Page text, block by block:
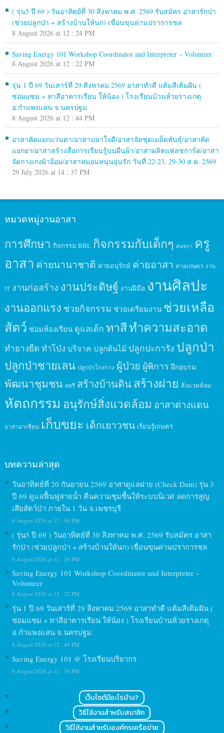
( รุ่น5 ปี 69 ) วันอาทิตย์ที่ 30 สิงหาคม พ.ศ. 2569 รับสมัคร อาสารักป่า
(ช่วยปลูกป่า + สร้างบ้านให้นก) เขื่อนขุนด่านปราการชล
8 August 2026 at 12 : 24 PM
Saving Energy 101 Workshop Coordinator and Interpreter – Volunteer
8 August 2026 at 12 : 22 PM
รุ่น 1 ปี 69 วันเสาร์ที่ 29 สิงหาคม 2569 อาสาทำดี แต้มสีเติมฝัน (
ซ่อมแซม + ทาสีอาคารเรียน ให้น้อง ) โรงเรียนบ้านห้วยรางเกตุ
อ.กำแพงแสน จ.นครปฐม
8 August 2026 at 12 : 44 PM
อาสาคัดแยกแว่นตา/อาสาปลาใจดี/อาสาจัดชุดเมล็ดพันธุ์/อาสาคัด
แยกยา/อาสาสร้างสื่อการเรียนรู้บนผืนผ้า/อาสาผลิตแฟลชการ์ด/อาสา
จัดกางเกงผ้าอ้อม/อาสาหมอนหนุนอุ่นรัก วันที่ 22-23, 29-30 ส.ค. 2569
29 July 2026 at 14 : 37 PM
หมวดหมู่งานอาสา
การศึกษา กิจกรรม BBL กิจกรรมกับเด็กๆ คนชรา ครู
อาสา ค่ายนานาชาติ ค่ายอนุรักษ์ ค่ายอาสา ค่ายเกษตร งาน
IT งานก่อสร้าง งานประดิษฐ์ งานฝีมือ งานศิลปะ
งานออกแรง ช่วยกิจกรรม ช่วยเตรียมงาน ช่วยเหลือ
สัตว์ ซ่อมห้องเรียน ดูแลเด็ก ทาสีทำความสะอาด
ทำยางยืด ทำโป่ง บริจาค ปลูกต้นไม้ ปลูกปะการัง ปลูกป่า
ปลูกป่าชายเลน ปลูกป่าโกงกาง ผู้ป่วย ผู้พิการ ฝึกอบรม
พัฒนาชุมชน สตรี สร้างบ้านดินสร้างฝาย สิ่งแวดล้อม
หัตถกรรม อนุรักษ์สิ่งแวดล้อม อาสาต่างแดน
อาสาอาเซียน เก็บขยะ เด็กเยาวชน เรียนรู้เกษตร
บทความล่าสุด
วันอาทิตย์ที่ 20 กันยายน 2569 อาสาดูแลฝาย (Check Dam) รุ่น 3
ปี 69 ดูแลฟื้นฟูสายน้ำ คืนความชุมชื้นให้ระบบนิเวศ ลดการสูญ
เสียสัตว์ป่า ภายใน 1 วัน จ.เพชรบุรี
8 August 2026 at 12 : 04 PM
( รุ่น5 ปี 69 ) วันอาทิตย์ที่ 30 สิงหาคม พ.ศ. 2569 รับสมัคร อาสา
รักป่า (ช่วยปลูกป่า + สร้างบ้านให้นก) เขื่อนขุนด่านปราการชล
8 August 2026 at 12 : 24 PM
Saving Energy 101 Workshop Coordinator and Interpreter –
Volunteer
8 August 2026 at 12 : 22 PM
รุ่น 1 ปี 69 วันเสาร์ที่ 29 สิงหาคม 2569 อาสาทำดี แต้มสีเติมฝัน (
ซ่อมแซม + ทาสีอาคารเรียน ให้น้อง ) โรงเรียนบ้านห้วยรางเกตุ
อ.กำแพงแสน จ.นครปฐม
8 August 2026 at 12 : 44 PM
Saving Energy 101 @ โรงเรียนปริยากร
8 August 2026 at 12 : 58 PM
เว็บไซต์มีอะไรบ้าง?
วิธีใช้งานสำหรับสมาชิก
วิธีใช้งานสำหรับองค์กรเครือข่าย